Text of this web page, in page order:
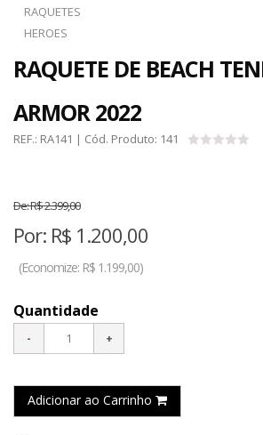
RAQUETES
HEROES
RAQUETE DE BEACH
ARMOR 2022
REF.: RA141 | Cód. Produto: 141
De:R$ 2.399,00
Por: R$ 1.200,00
(Economize: R$ 1.199,00)
Quantidade
Adicionar ao Carrinho